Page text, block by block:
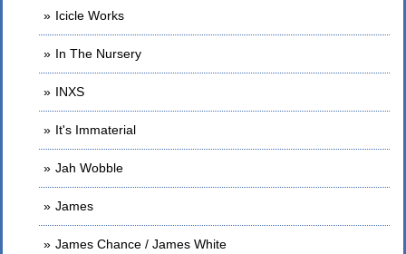
Icicle Works
In The Nursery
INXS
It's Immaterial
Jah Wobble
James
James Chance / James White